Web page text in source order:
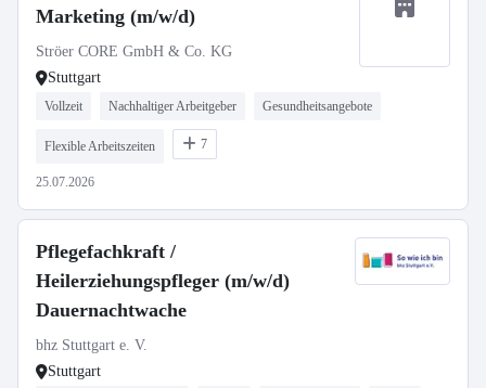
Marketing (m/w/d)
Ströer CORE GmbH & Co. KG
Stuttgart
Vollzeit Nachhaltiger Arbeitgeber Gesundheitsangebote
Flexible Arbeitszeiten 7
25.07.2026
Pflegefachkraft /
Heilerziehungspfleger (m/w/d)
Dauernachtwache
bhz Stuttgart e. V.
Stuttgart